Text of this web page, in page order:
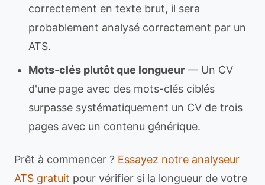
correctement en texte brut, il sera
probablement analysé correctement par un
ATS.
Mots-clés plutôt que longueur — Un CV
d'une page avec des mots-clés ciblés
surpasse systématiquement un CV de trois
pages avec un contenu générique.
Prêt à commencer ? Essayez notre analyseur
ATS gratuit pour vérifier si la longueur de votre